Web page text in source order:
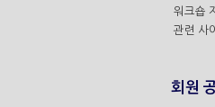
워크숍
관련 사
회원